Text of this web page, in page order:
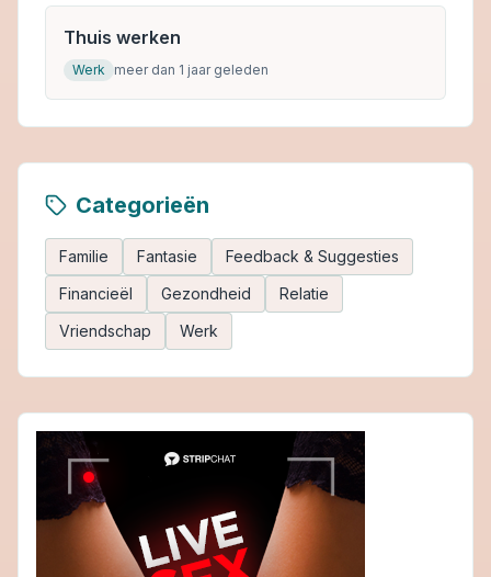
Thuis werken
Werk meer dan 1 jaar geleden
Categorieën
Familie Fantasie
Feedback & Suggesties
Financieël
Gezondheid
Relatie
Vriendschap
Werk